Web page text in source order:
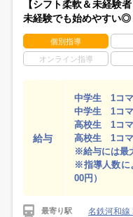
【シフト柔軟＆未経験
未経験でも始めやすい◎
個別指導
オンライン指導
給与
中学生 1コ
中学生 1コ
高校生 1コ
高校生 1コ
※給与には最
※指導人数に
00円）
最寄り駅 名鉄河和線